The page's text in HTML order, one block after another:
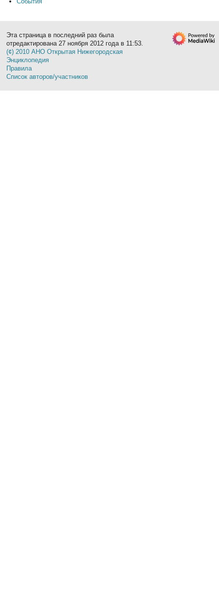
Эта страница в последний раз была
отредактирована 27 ноября 2012 года в 11:53.
(¢) 2010 АНО Открытая Нижегородская
Энциклопедия
Правила
Список авторов/участников